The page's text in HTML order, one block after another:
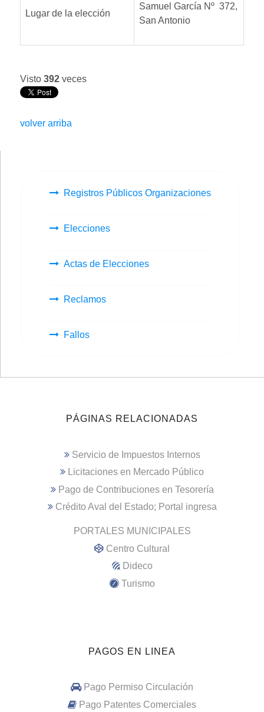
Lugar de la elección
Samuel García Nº 372,
San Antonio
Visto 392 veces
volver arriba
Registros Públicos Organizaciones
Elecciones
Actas de Elecciones
Reclamos
Fallos
PÁGINAS RELACIONADAS
Servicio de Impuestos Internos
Licitaciones en Mercado Público
Pago de Contribuciones en Tesorería
Crédito Aval del Estado; Portal ingresa
PORTALES MUNICIPALES
Centro Cultural
Dideco
Turismo
PAGOS EN LINEA
Pago Permiso Circulación
Pago Patentes Comerciales